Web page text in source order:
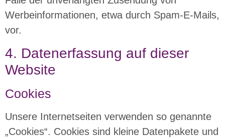
Werbeinformationen, etwa durch Spam-E-Mails,
vor.
4. Datenerfassung auf dieser
Website
Cookies
Unsere Internetseiten verwenden so genannte
„Cookies“. Cookies sind kleine Datenpakete und